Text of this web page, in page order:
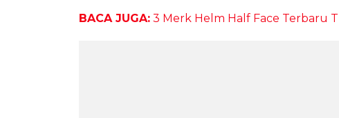
BACA JUGA: 3 Merk Helm Half Face Terbaru